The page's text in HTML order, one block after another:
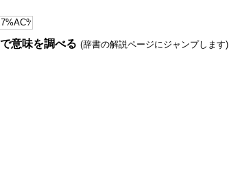
意味を調べる (辞書の解説ページにジャンプします)